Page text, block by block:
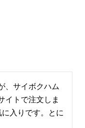
、サイボクハム
イトで注文しま
入りです。とに